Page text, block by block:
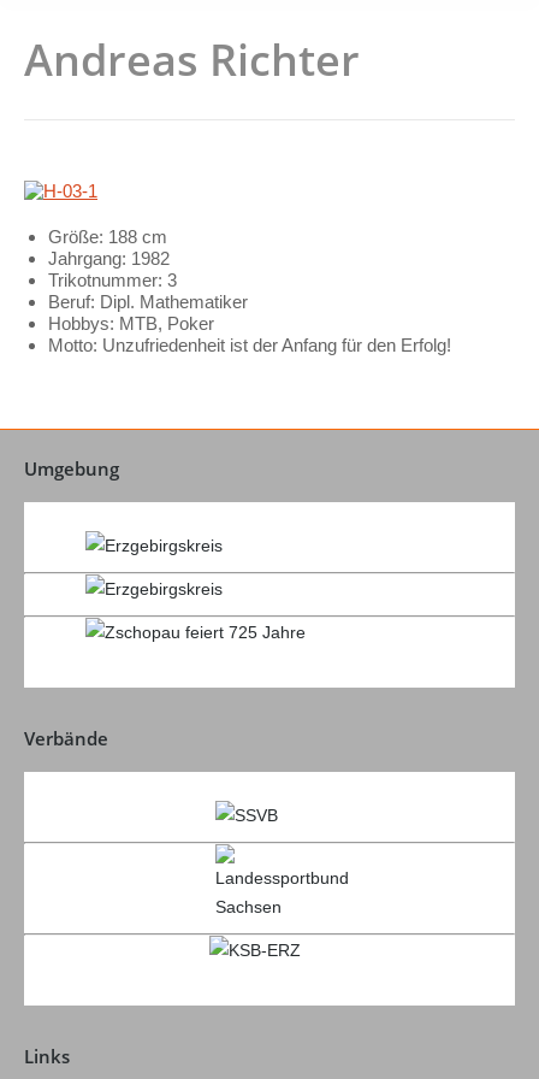
Andreas Richter
Größe: 188 cm
Jahrgang: 1982
Trikotnummer: 3
Beruf: Dipl. Mathematiker
Hobbys: MTB, Poker
Motto: Unzufriedenheit ist der Anfang für den Erfolg!
Umgebung
Verbände
Links